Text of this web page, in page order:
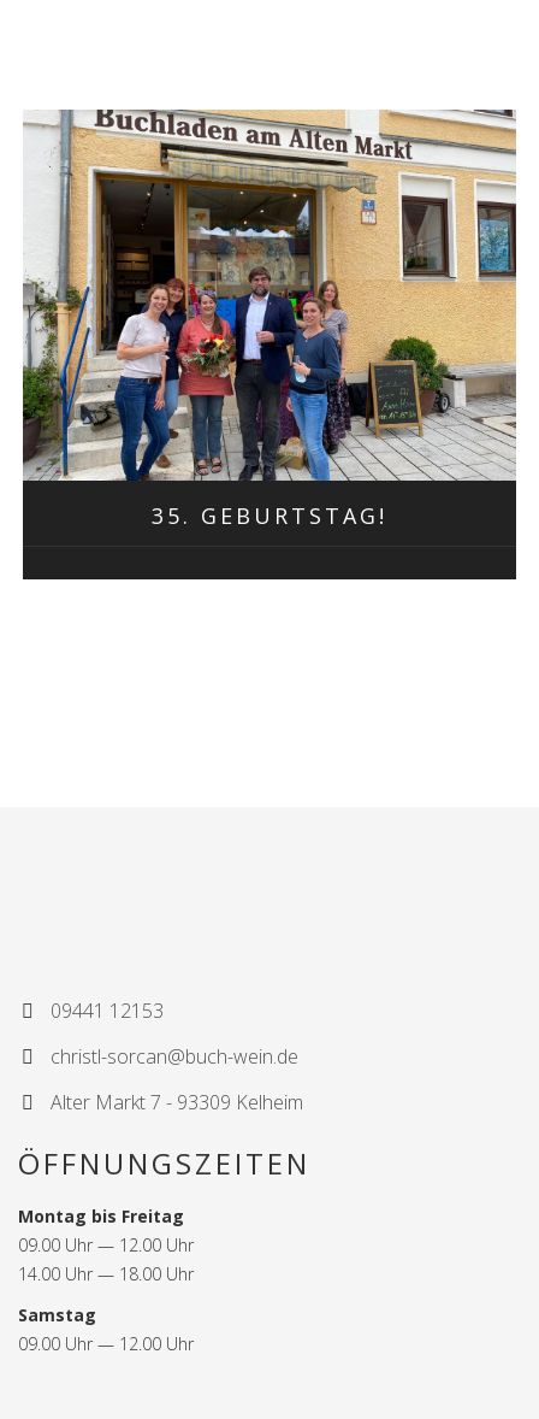
35. GEBURTSTAG!
09441 12153
christl-sorcan@buch-wein.de
Alter Markt 7 - 93309 Kelheim
ÖFFNUNGSZEITEN
Montag bis Freitag
09.00 Uhr — 12.00 Uhr
14.00 Uhr — 18.00 Uhr
Samstag
09.00 Uhr — 12.00 Uhr